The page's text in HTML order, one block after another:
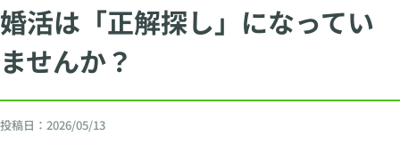
婚活は「正解探し」になってい
ませんか？
投稿日： 2026/05/13